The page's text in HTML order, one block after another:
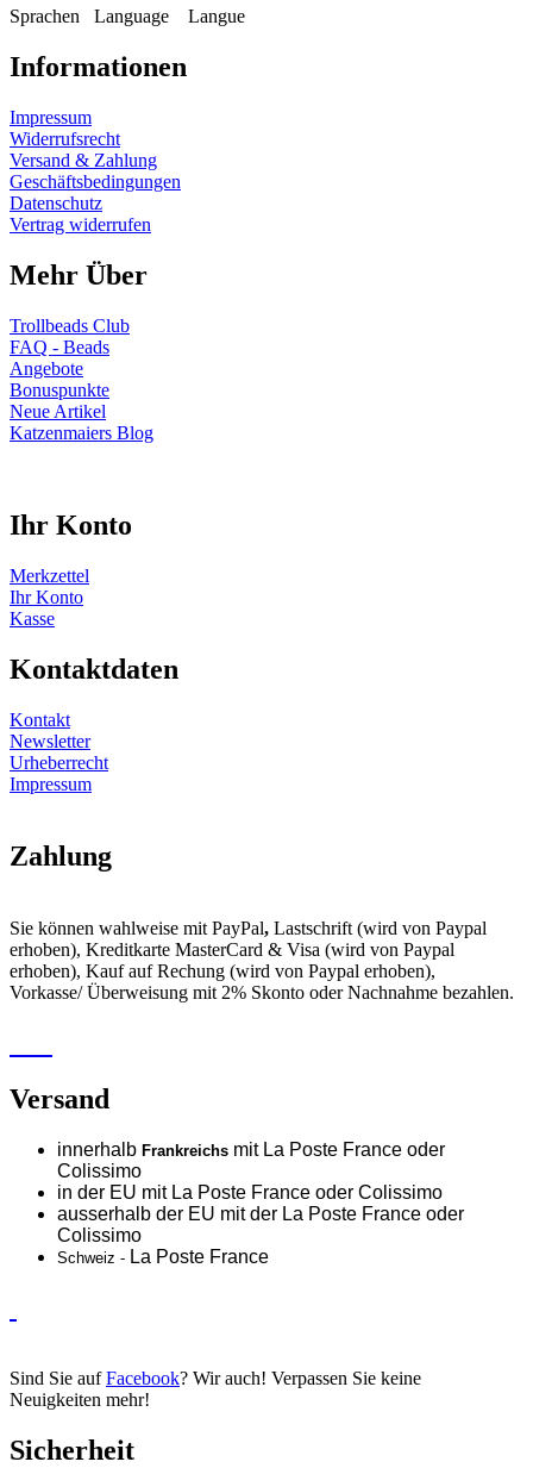
Sprachen Language Langue
Informationen
Impressum
Widerrufsrecht
Versand & Zahlung
Geschäftsbedingungen
Datenschutz
Vertrag widerrufen
Mehr Über
Trollbeads Club
FAQ - Beads
Angebote
Bonuspunkte
Neue Artikel
Katzenmaiers Blog
Ihr Konto
Merkzettel
Ihr Konto
Kasse
Kontaktdaten
Kontakt
Newsletter
Urheberrecht
Impressum
Zahlung
Sie können wahlweise mit PayPal, Lastschrift (wird von Paypal
erhoben), Kreditkarte MasterCard & Visa (wird von Paypal
erhoben), Kauf auf Rechung (wird von Paypal erhoben),
Vorkasse/ Überweisung mit 2% Skonto oder Nachnahme bezahlen.
Versand
innerhalb Frankreichs mit La Poste France oder
Colissimo
in der EU mit La Poste France oder Colissimo
ausserhalb der EU mit der La Poste France oder
Colissimo
Schweiz - La Poste France
Sind Sie aufFacebook? Wir auch! Verpassen Sie keine
Neuigkeiten mehr!
Sicherheit